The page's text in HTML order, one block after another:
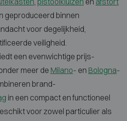
geproduceerd binnen
voor degelijkheid,
veiligheid.
een evenwichtige prijs-
meer de Milano- en Bologna-
brand-
in een compact en functioneel
voor zowel particulier als